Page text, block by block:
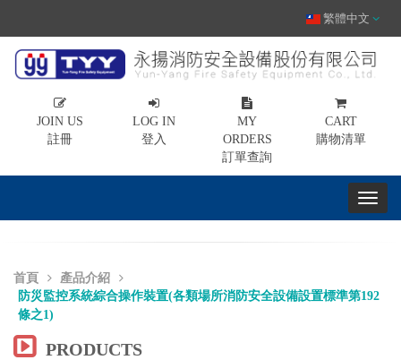
繁體中文
JOIN US
註冊
LOG IN
登入
MY
ORDERS
訂單查詢
CART
購物清單
首頁
產品介紹
防災監控系統綜合操作裝置(各類場所消防安全設備設置標準第192
條之1)
PRODUCTS